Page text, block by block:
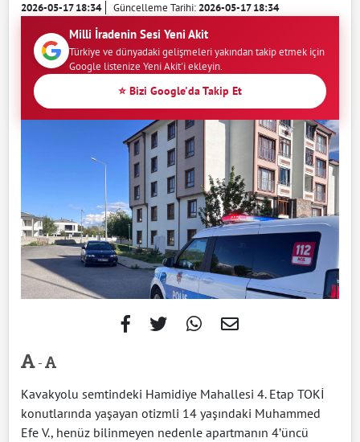
2026-05-17 18:34 Güncelleme Tarihi:2026-05-17 18:34
Milli İradenin Sesi Yeni Akit
Türkiye ve dünyadaki gelişmeleri yakından takip etmek için
Google listenize Yeni Akit'i ekleyin.
⭐ Bizi Google'da Takip Et
-
Kavakyolu semtindeki Hamidiye Mahallesi 4. Etap TOKİ
konutlarında yaşayan otizmli 14 yaşındaki Muhammed
Efe V., henüz bilinmeyen nedenle apartmanın 4’üncü